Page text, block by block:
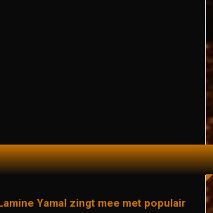
Yamal zingt mee met populair